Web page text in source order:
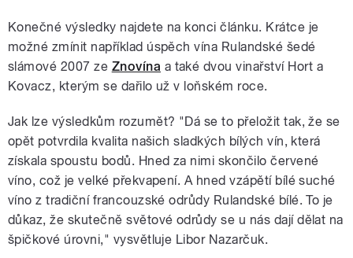
Konečné výsledky najdete na konci článku. Krátce je
možné zmínit například úspěch vína Rulandské šedé
slámové 2007 ze Znovína a také dvou vinařství Hort a
Kovacz, kterým se dařilo už v loňském roce.
Jak lze výsledkům rozumět? "Dá se to přeložit tak, že se
opět potvrdila kvalita našich sladkých bílých vín, která
získala spoustu bodů. Hned za nimi skončilo červené
víno, což je velké překvapení. A hned vzápětí bílé suché
víno z tradiční francouzské odrůdy Rulandské bílé. To je
důkaz, že skutečně světové odrůdy se u nás dají dělat na
špičkové úrovni," vysvětluje Libor Nazarčuk.